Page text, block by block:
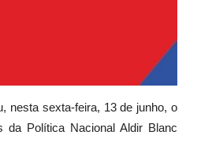
nesta sexta-feira, 13 de junho, o
da Política Nacional Aldir Blanc